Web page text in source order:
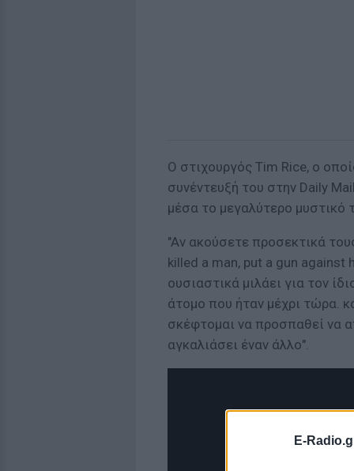
E-
Ο στιχουργός Tim Rice, ο
συνέντευξή του στην Daily
μέσα το μεγαλύτερο μυστικό
"Aν ακούσετε προσεκτικά
killed a man, put a gun against
ουσιαστικά μιλάει για τον
άτομο που ήταν μέχρι τώρα.
σκέφτομαι να προσπαθεί να
αγκαλιάσει έναν άλλο".